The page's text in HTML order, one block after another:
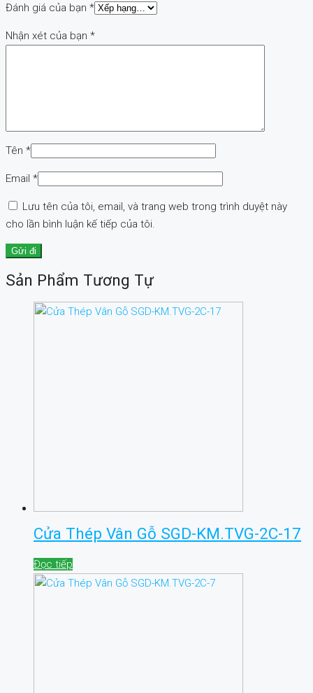
Đánh giá của bạn *
Nhận xét của bạn *
Tên *
Email *
Lưu tên của tôi, email, và trang web trong trình duyệt này
cho lần bình luận kế tiếp của tôi.
Sản Phẩm Tương Tự
Cửa Thép Vân Gỗ SGD-KM.TVG-2C-17
Đọc tiếp